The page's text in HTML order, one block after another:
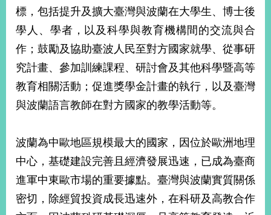
和
平
護
照
回
首
網
導
覽
於
本
部
新
聞
標，包括提升及擴大臺灣與波蘭在大學生、博士後
學人、學者，以及科學與教育機構間的交流與合
作；鼓勵及協助臺波人民至對方國家就學、從事研
究計畫、參加訓練課程、研討會及其他科學暨高等
教育相關活動；促進獎學金計畫的執行，以及臺灣
與波蘭語言教師在對方國家的教學活動等。
波蘭為中歐地區規模最大的國家，因位於歐洲地理
中心，基礎建設完善且經濟發展迅速，已成為臺商
進軍中東歐市場的重要據點。臺灣與波蘭實質關係
密切，除經貿投資成長迅速外，在科研及高教合作